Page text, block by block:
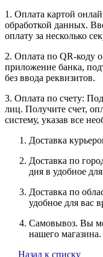
1. Оплата картой
обработкой данных.
оплату за несколько
2. Оплата по QR-коду
приложение банка,
без ввода реквизитов.
3. Оплата по счету:
лиц. Получите счет,
систему, указав все
Доставка
Доставка по
дня в удобное
Доставка по
удобное для вас
Самовывоз. Вы
нашего магазина.
Назад к списку